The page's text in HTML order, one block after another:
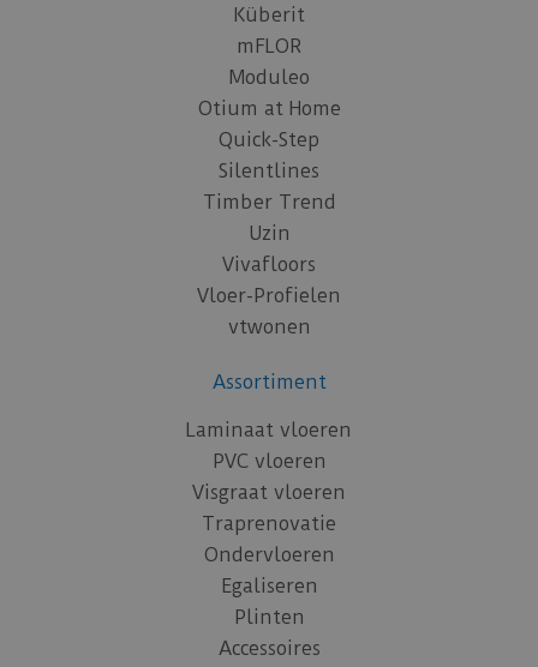
Küberit
mFLOR
Moduleo
Otium at Home
Quick-Step
Silentlines
Timber Trend
Uzin
Vivafloors
Vloer-Profielen
vtwonen
Assortiment
Laminaat vloeren
PVC vloeren
Visgraat vloeren
Traprenovatie
Ondervloeren
Egaliseren
Plinten
Accessoires